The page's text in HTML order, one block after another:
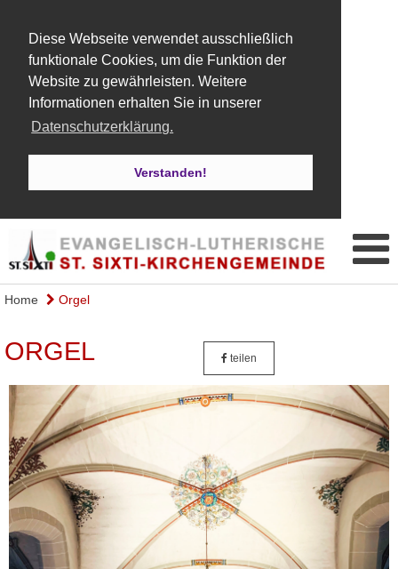
Diese Webseite verwendet ausschließlich
funktionale Cookies, um die Funktion der
Website zu gewährleisten. Weitere
Informationen erhalten Sie in unserer
Datenschutzerklärung.
Verstanden!
Home Orgel
ORGEL teilen